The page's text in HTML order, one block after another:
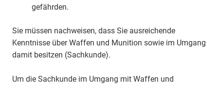
gefährden.
Sie müssen nachweisen, dass Sie ausreichende
Kenntnisse über Waffen und Munition sowie im Umgang
damit besitzen (Sachkunde).
Um die Sachkunde im Umgang mit Waffen und